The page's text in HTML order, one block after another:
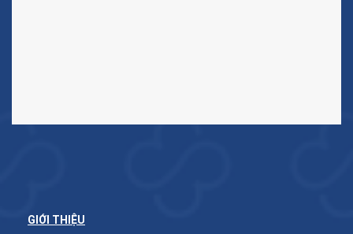
GIỚI THIỆU